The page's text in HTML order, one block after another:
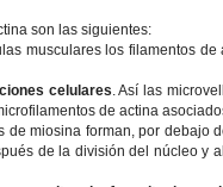
son las siguientes:
musculares los filamentos de
celulares. Así las
de actina
de miosina forman, por debajo
de la división del núcleo y